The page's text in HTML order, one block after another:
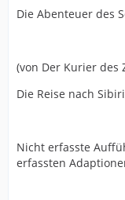
Die Abenteuer des
(von Der Kurier des
Die Reise nach
Nicht erfasste
erfassten